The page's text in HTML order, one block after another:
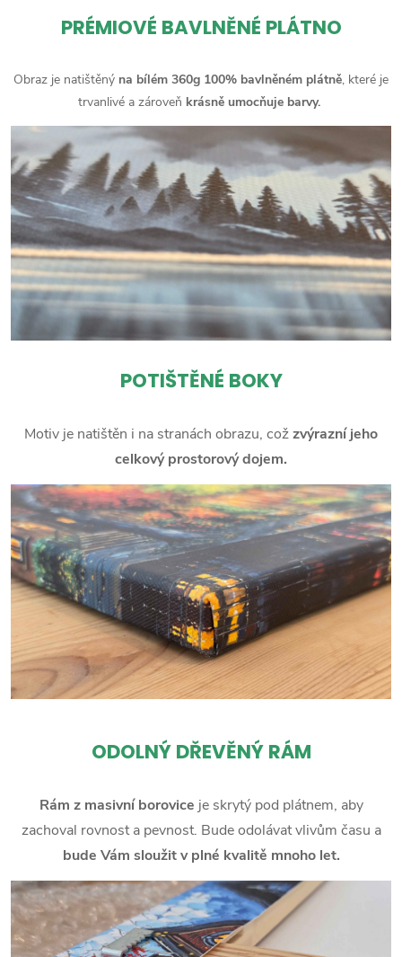
PRÉMIOVÉ BAVLNĚNÉ PLÁTNO
Obraz je natištěný na bílém 360g 100% bavlněném plátně, které je
trvanlivé a zároveň krásně umocňuje barvy.
POTIŠTĚNÉ BOKY
Motiv je natištěn i na stranách obrazu, cožzvýrazní jeho
celkový prostorový dojem.
ODOLNÝ DŘEVĚNÝ RÁM
Rám z masivní borovice je skrytý pod plátnem, aby
zachoval rovnost a pevnost. Bude odolávat vlivům času a
bude Vám sloužit v plné kvalitě mnoho let.